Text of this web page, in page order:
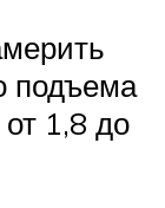
подъема
1,8 до